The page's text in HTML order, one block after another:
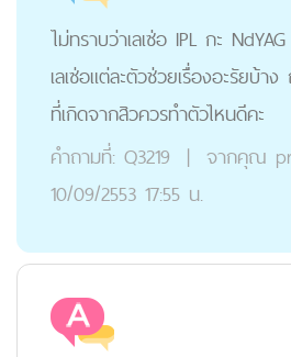
ไม่ทราบว่าเลเซ่อ IPL กะ
เลเซ่อแต่ละตัวช่วยเรื่องอะรัยบ้า
ที่เกิดจากสิวควรทำตัวไหนดีคะ
คำถามที่: Q3219 | จากคุณ
10/09/2553 17:55 น.